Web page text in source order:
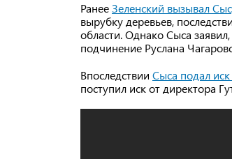
РанееЗеленский вызывал
вырубку деревьев,
области. Однако Сыса
подчинение Руслана
Впоследствии Сыса подал
поступил иск от директора